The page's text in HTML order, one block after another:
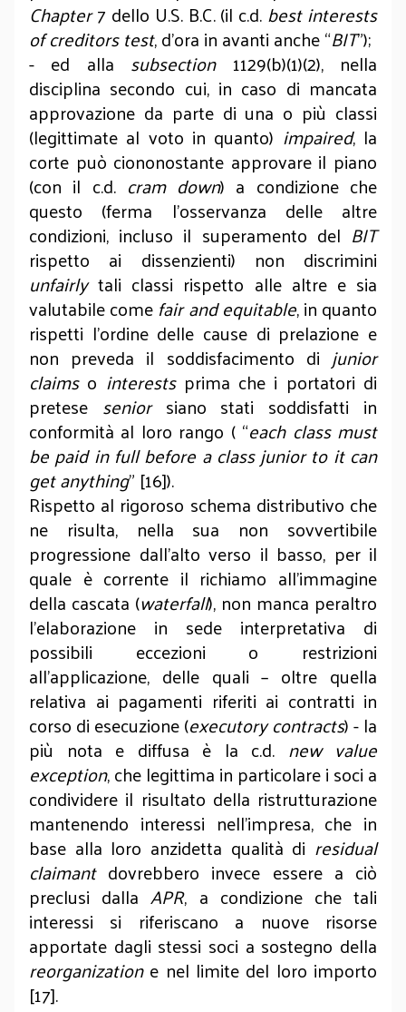
Chapter7 dello U.S. B.C. (il c.d.best interests
of creditors test, d’ora in avanti anche “BIT”);
- ed alla subsection1129(b)(1)(2), nella
disciplina secondo cui, in caso di mancata
approvazione da parte di una o più classi
(legittimate al voto in quanto) impaired, la
corte può ciononostante approvare il piano
(con il c.d. cram down) a condizione che
questo (ferma l’osservanza delle altre
condizioni, incluso il superamento del BIT
rispetto ai dissenzienti) non discrimini
unfairlytali classi rispetto alle altre e sia
valutabile comefair and equitable, in quanto
rispetti l’ordine delle cause di prelazione e
non preveda il soddisfacimento di junior
claimso interestsprima che i portatori di
pretese seniorsiano stati soddisfatti in
conformità al loro rango ( “each class must
be paid in full before a class junior to it can
get anything” [16]).
Rispetto al rigoroso schema distributivo che
ne risulta, nella sua non sovvertibile
progressione dall’alto verso il basso, per il
quale è corrente il richiamo all’immagine
della cascata (waterfall), non manca peraltro
l’elaborazione in sede interpretativa di
possibili eccezioni o restrizioni
all’applicazione, delle quali – oltre quella
relativa ai pagamenti riferiti ai contratti in
corso di esecuzione (executory contracts) - la
più nota e diffusa è la c.d. new value
exception, che legittima in particolare i soci a
condividere il risultato della ristrutturazione
mantenendo interessi nell’impresa, che in
base alla loro anzidetta qualità di residual
claimantdovrebbero invece essere a ciò
preclusi dallaAPR, a condizione che tali
interessi si riferiscano a nuove risorse
apportate dagli stessi soci a sostegno della
reorganizatione nel limite del loro importo
[17].